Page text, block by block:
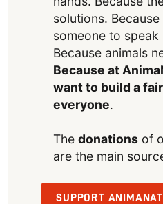
solutions.
someone to
Because animals
Because at
want to build a
everyone.
The donationsof
are the main
SUPPORT